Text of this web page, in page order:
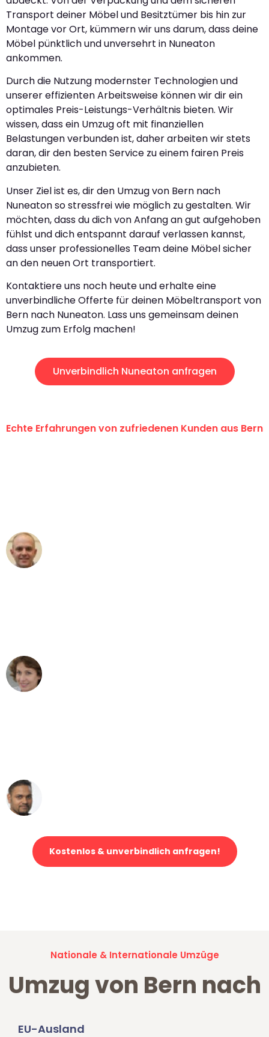
Transport deiner Möbel und Besitztümer bis hin zur
Montage vor Ort, kümmern wir uns darum, dass deine
Möbel pünktlich und unversehrt in Nuneaton
ankommen.
Durch die Nutzung modernster Technologien und
unserer effizienten Arbeitsweise können wir dir ein
optimales Preis-Leistungs-Verhältnis bieten. Wir
wissen, dass ein Umzug oft mit finanziellen
Belastungen verbunden ist, daher arbeiten wir stets
daran, dir den besten Service zu einem fairen Preis
anzubieten.
Unser Ziel ist es, dir den Umzug von Bern nach
Nuneaton so stressfrei wie möglich zu gestalten. Wir
möchten, dass du dich von Anfang an gut aufgehoben
fühlst und dich entspannt darauf verlassen kannst,
dass unser professionelles Team deine Möbel sicher
an den neuen Ort transportiert.
Kontaktiere uns noch heute und erhalte eine
unverbindliche Offerte für deinen Möbeltransport von
Bern nach Nuneaton. Lass uns gemeinsam deinen
Umzug zum Erfolg machen!
Unverbindlich Nuneaton anfragen
Echte Erfahrungen von zufriedenen Kunden aus Bern
Kostenlos & unverbindlich anfragen!
Nationale & Internationale Umzüge
Umzug von Bern nach
EU-Ausland